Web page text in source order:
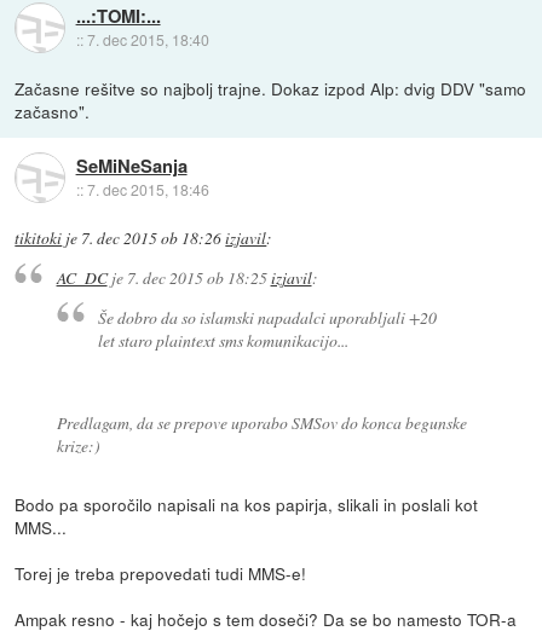
...:TOMI:...
::7. dec 2015, 18:40
Začasne rešitve so najbolj trajne. Dokaz izpod Alp: dvig DDV "samo
začasno".
SeMiNeSanja
::7. dec 2015, 18:46
tikitoki je 7. dec 2015 ob 18:26izjavil:
AC_DCje 7. dec 2015 ob 18:25izjavil:
Še dobro da so islamski napadalci uporabljali +20
let staro plaintext sms komunikacijo...
Predlagam, da se prepove uporabo SMSov do konca begunske
krize:)
Bodo pa sporočilo napisali na kos papirja, slikali in poslali kot
MMS...
Torej je treba prepovedati tudi MMS-e!
Ampak resno - kaj hočejo s tem doseči? Da se bo namesto TOR-a